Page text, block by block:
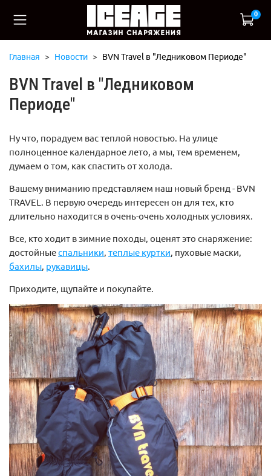
0
Главная Новости BVN Travel в "Ледниковом Периоде"
BVN Travel в "Ледниковом
Периоде"
Ну что, порадуем вас теплой новостью. На улице
полноценное календарное лето, а мы, тем временем,
думаем о том, как спастить от холода.
Вашему вниманию представляем наш новый бренд - BVN
TRAVEL. В первую очередь интересен он для тех, кто
длительно находится в очень-очень холодных условиях.
Все, кто ходит в зимние походы, оценят это снаряжение:
достойныеспальники, теплые куртки, пуховые маски,
бахилы, рукавицы.
Приходите, щупайте и покупайте.